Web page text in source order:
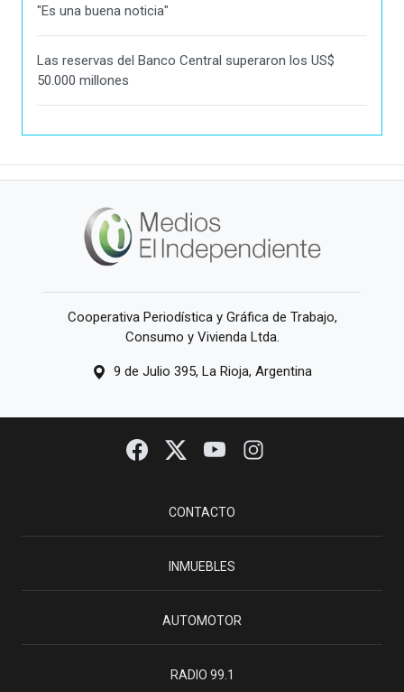
"Es una buena noticia"
Las reservas del Banco Central superaron los US$
50.000 millones
Cooperativa Periodística y Gráfica de Trabajo,
Consumo y Vivienda Ltda.
9 de Julio 395, La Rioja, Argentina
CONTACTO
INMUEBLES
AUTOMOTOR
RADIO 99.1